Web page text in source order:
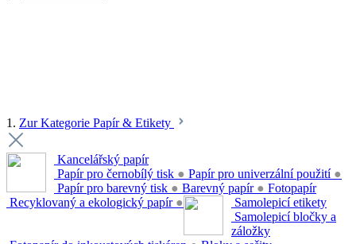
1. Zur Kategorie Papír & Etikety
Kancelářský papír
Papír pro černobílý tisk ● Papír pro univerzální použití ●
Papír pro barevný tisk ● Barevný papír ●
Recyklovaný a ekologický papír ●
Fotopapír
Samolepicí etikety
Samolepicí bločky a
záložky